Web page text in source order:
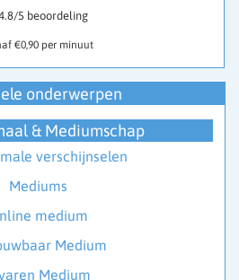
4.8/5 beoordeling
€0,90 per minuut
onderwerpen
& Mediumschap
verschijnselen
Mediums
medium
Medium
Medium